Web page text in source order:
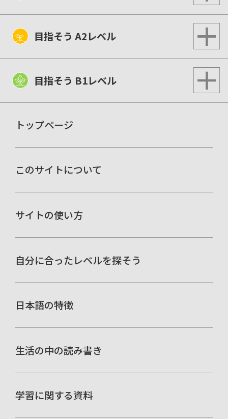
目指そう A2レベル
目指そう B1レベル
トップページ
このサイトについて
サイトの使い方
自分に合ったレベルを探そう
日本語の特徴
生活の中の読み書き
学習に関する資料